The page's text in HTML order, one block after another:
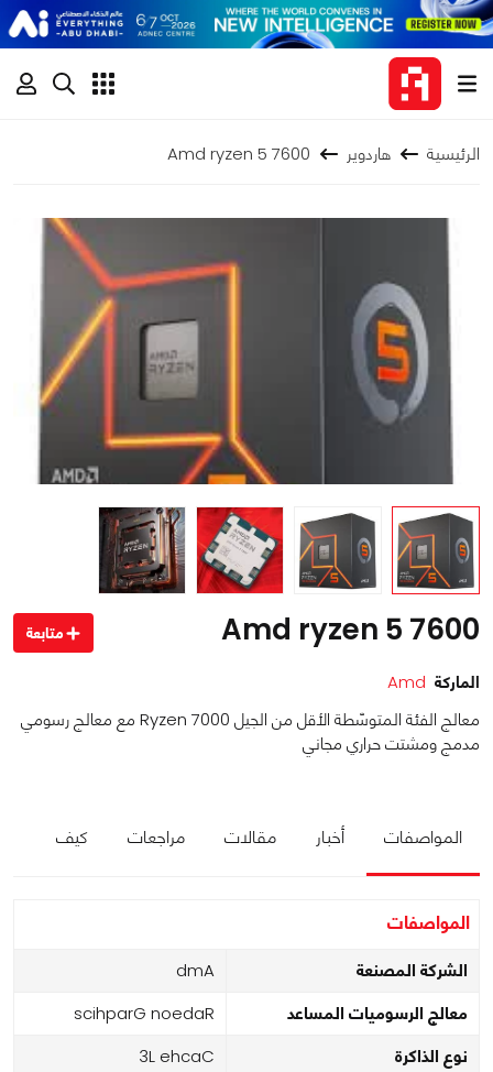
الرئيسية هاردوير Amd ryzen 5 7600
Amd ryzen 5 7600 متابعة
الماركة Amd
معالج الفئة المتوسّطة الأقل من الجيل Ryzen 7000 مع معالج رسومي
مدمج ومشتت حراري مجاني
المواصفات أخبار مقالات مراجعات كيف
المواصفات
الشركة المصنعة Amd
معالج الرسوميات المساعد Radeon Graphics
نوع الذاكرة Cache L3